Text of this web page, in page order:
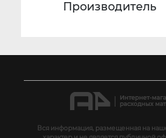
Производитель
Вся информация, размещенная на